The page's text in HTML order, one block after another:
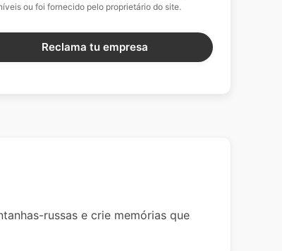
ou foi fornecido pelo proprietário do site.
Reclama tu empresa
russas e crie memórias que